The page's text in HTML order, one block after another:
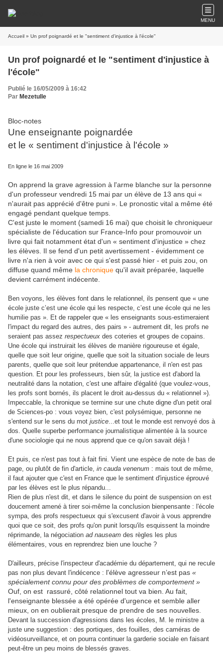
MENU
Accueil » Un prof poignardé et le "sentiment d'injustice à l'école"
Un prof poignardé et le "sentiment d'injustice à
l'école"
Publié le 16/05/2009 à 16:42
Par Mezetulle
Bloc-notes
Une enseignante poignardée
et le « sentiment d'injustice à l'école »
En ligne le 16 mai 2009
On apprend la grave agression à l'arme blanche sur la personne
d'un professeur vendredi 15 mai par un élève de 13 ans qui «
n'aurait pas apprécié d'être puni ». Le pronostic vital a même été
engagé pendant quelque temps.
C'est juste le moment (samedi 16 mai) que choisit le chroniqueur
spécialiste de l'éducation sur France-Info pour promouvoir un
livre qui fait notamment état d'un « sentiment d'injustice » chez
les élèves. Il se fend d'un petit avertissement - évidemment ce
livre n'a rien à voir avec ce qui s'est passé hier - et puis zou, on
diffuse quand même la chronique qu'il avait préparée, laquelle
devient carrément indécente.
Ben voyons, les élèves font dans le relationnel, ils pensent que « une
école juste c’est une école qui les respecte, c’est une école qui ne les
humilie pas ». Et de rappeler que « les enseignants sous-estimeraient
l'impact du regard des autres, des pairs » - autrement dit, les profs ne
seraient pas assez respectueux des coteries et groupes de copains.
Une école qui instruirait les élèves de manière rigoureuse et égale,
quelle que soit leur origine, quelle que soit la situation sociale de leurs
parents, quelle que soit leur prétendue appartenance, il n'en est pas
question. Et pour les professeurs, bien sûr, la justice est d'abord la
neutralité dans la notation, c'est une affaire d'égalité (que voulez-vous,
les profs sont bornés, ils placent le droit au-dessus du « relationnel »).
Impeccable, la chronique se termine sur une chute digne d'un petit oral
de Sciences-po : vous voyez bien, c'est polysémique, personne ne
s'entend sur le sens du mot justice...et tout le monde est renvoyé dos à
dos. Quelle superbe performance journalistique alimentée à la source
d'une sociologie qui ne nous apprend que ce qu'on savait déjà !
Et puis, ce n'est pas tout à fait fini. Vient une espèce de note de bas de
page, ou plutôt de fin d'article, in cauda venenum : mais tout de même,
il faut ajouter que c'est en France que le sentiment d'injustice éprouvé
par les élèves est le plus répandu...
Rien de plus n'est dit, et dans le silence du point de suspension on est
doucement amené à tirer soi-même la conclusion bienpensante : l'école
sympa, des profs respectueux qui s'excusent d'avoir à vous apprendre
quoi que ce soit, des profs qu'on punit lorsqu'ils esquissent la moindre
réprimande, la négociation ad nauseam des règles les plus
élémentaires, vous en reprendrez bien une louche ?
D'ailleurs, précise l'inspecteur d'académie du département, qui ne recule
pas non plus devant l'indécence : l'élève agresseur n’est pas «
spécialement connu pour des problèmes de comportement »
Ouf, on est rassuré, côté relationnel tout va bien. Au fait,
l'enseignante blessée a été opérée d'urgence et semble aller
mieux, on en oublierait presque de prendre de ses nouvelles.
Devant la succession d'agressions dans les écoles, M. le ministre a
juste une suggestion : des portiques, des fouilles, des caméras de
vidéosurveillance, et on pourra continuer la garderie sociale en faisant
peut-être un peu moins de blessés graves.